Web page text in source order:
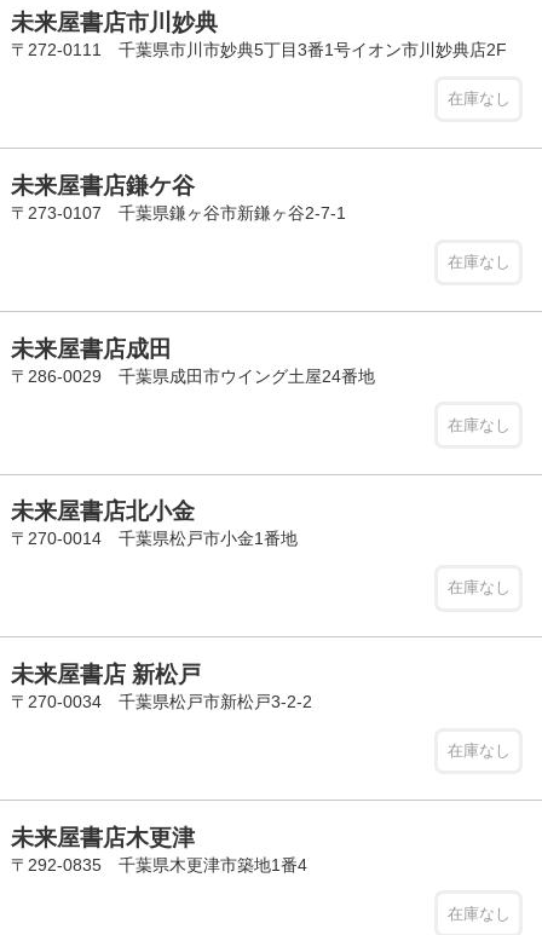
未来屋書店市川妙典
〒272-0111 千葉県市川市妙典5丁目3番1号イオン市川妙典店2F
在庫なし
未来屋書店鎌ケ谷
〒273-0107 千葉県鎌ヶ谷市新鎌ヶ谷2-7-1
在庫なし
未来屋書店成田
〒286-0029 千葉県成田市ウイング土屋24番地
在庫なし
未来屋書店北小金
〒270-0014 千葉県松戸市小金1番地
在庫なし
未来屋書店 新松戸
〒270-0034 千葉県松戸市新松戸3-2-2
在庫なし
未来屋書店木更津
〒292-0835 千葉県木更津市築地1番4
在庫なし